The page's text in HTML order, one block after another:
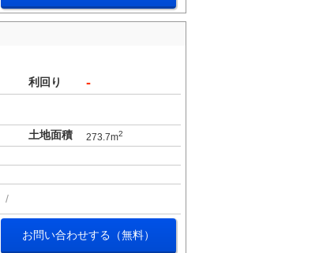
利回り -
土地面積 273.7m2
お問い合わせする（無料）